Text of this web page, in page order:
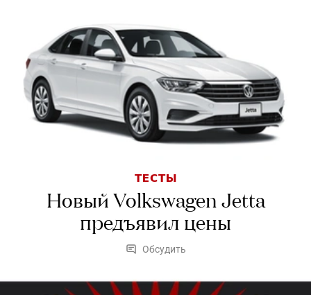
ТЕСТЫ
Новый Volkswagen Jetta
предъявил цены
Обсудить